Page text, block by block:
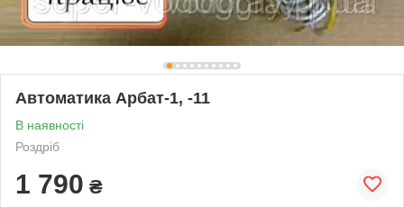
Автоматика Арбат-1, -11
В наявності
Роздріб
1 790 ₴